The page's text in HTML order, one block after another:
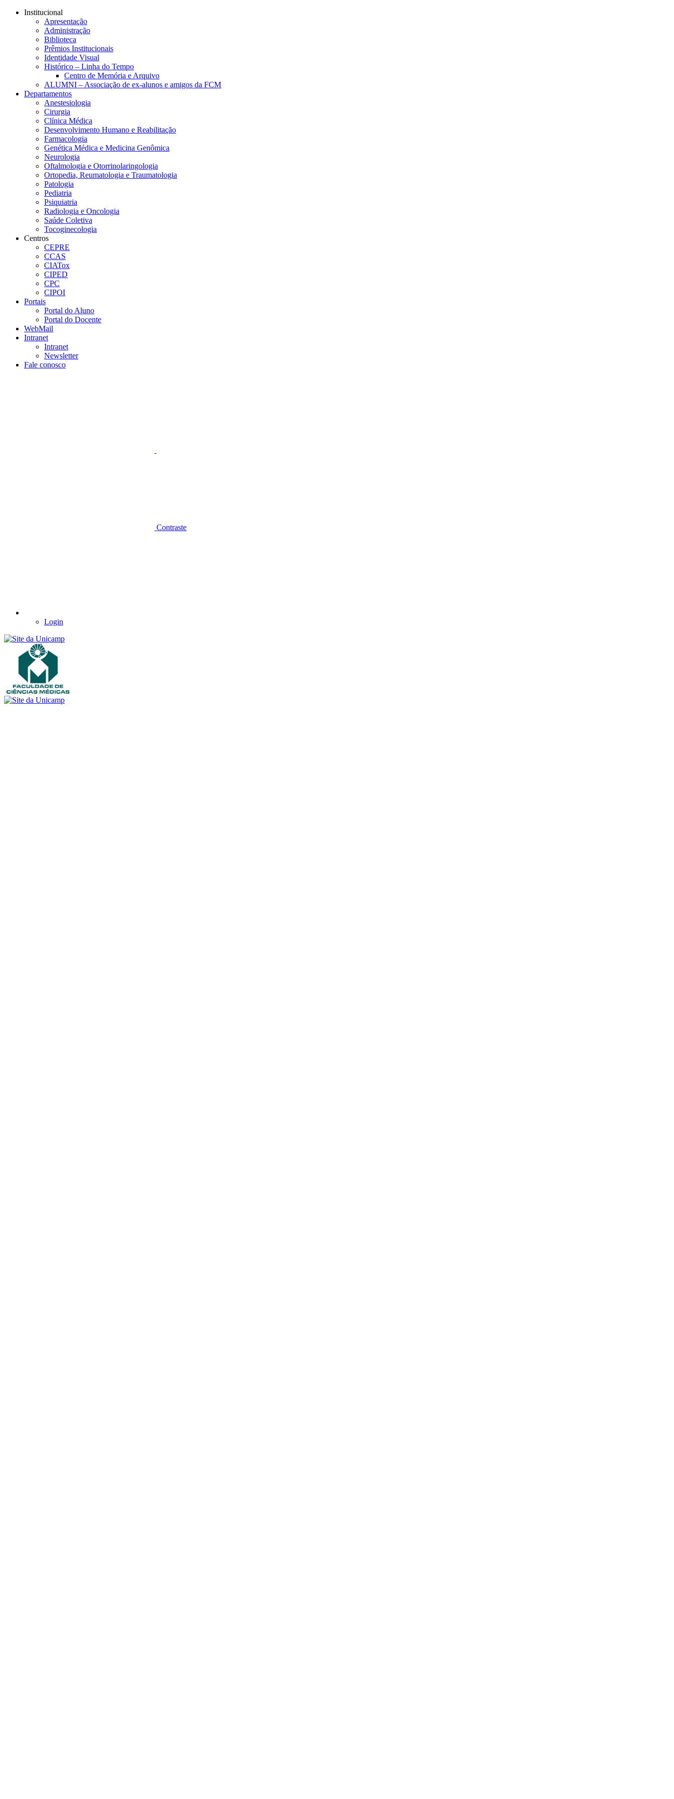
Conteúdo principal
Institucional
Apresentação
Administração
Biblioteca
Prêmios Institucionais
Identidade Visual
Histórico – Linha do Tempo
Centro de Memória e Arquivo
ALUMNI – Associação de ex-alunos e amigos da FCM
Departamentos
Anestesiologia
Cirurgia
Clínica Médica
Desenvolvimento Humano e Reabilitação
Farmacologia
Genética Médica e Medicina Genômica
Neurologia
Oftalmologia e Otorrinolaringologia
Ortopedia, Reumatologia e Traumatologia
Patologia
Pediatria
Psiquiatria
Radiologia e Oncologia
Saúde Coletiva
Tocoginecologia
Centros
CEPRE
CCAS
CIATox
CIPED
CPC
CIPOI
Portais
Portal do Aluno
Portal do Docente
WebMail
Intranet
Intranet
Newsletter
Fale conosco
Contraste
Login